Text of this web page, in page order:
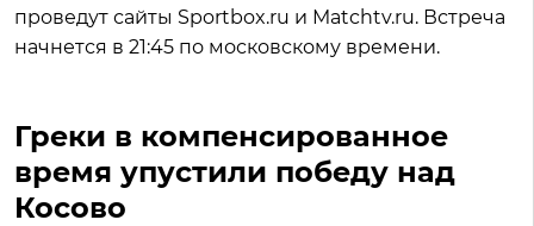
проведут сайты Sportbox.ru и Matchtv.ru. Встреча
начнется в 21:45 по московскому времени.
Греки в компенсированное
время упустили победу над
Косово